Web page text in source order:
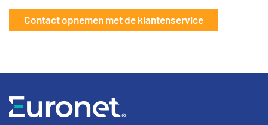
Contact opnemen met de klantenservice